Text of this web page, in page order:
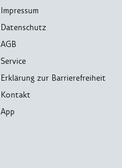
Impressum
Datenschutz
AGB
Service
Erklärung zur Barrierefreiheit
Kontakt
App